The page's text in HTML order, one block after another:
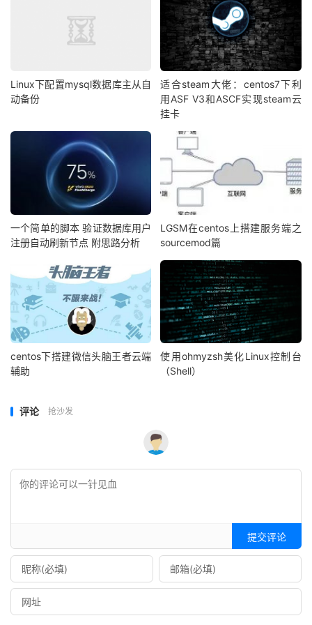
Linux下配置mysql数据库主从自
动备份
适合steam大佬：centos7下利
用ASF V3和ASCF实现steam云
挂卡
一个简单的脚本 验证数据库用户
注册自动刷新节点 附思路分析
LGSM在centos上搭建服务端之
sourcemod篇
centos下搭建微信头脑王者云端
辅助
使用ohmyzsh美化Linux控制台
（Shell）
评论 抢沙发
提交评论